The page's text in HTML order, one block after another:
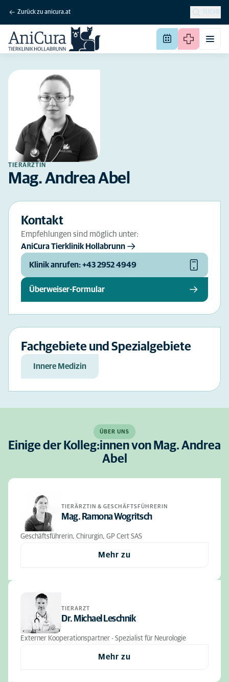
Zurück zu anicura.at SUCHE
TIERÄRZTIN
Mag. Andrea Abel
Kontakt
Empfehlungen sind möglich unter:
AniCura Tierklinik Hollabrunn
Klinik anrufen: +43 2952 4949
Überweiser-Formular
Fachgebiete und Spezialgebiete
Innere Medizin
ÜBER UNS
Einige der Kolleg:innen von Mag. Andrea
Abel
TIERÄRZTIN & GESCHÄFTSFÜHRERIN
Mag. Ramona Wogritsch
Geschäftsführerin, Chirurgin, GP Cert SAS
Mehr zu
TIERARZT
Dr. Michael Leschnik
Externer Kooperationspartner - Spezialist für Neurologie
Mehr zu